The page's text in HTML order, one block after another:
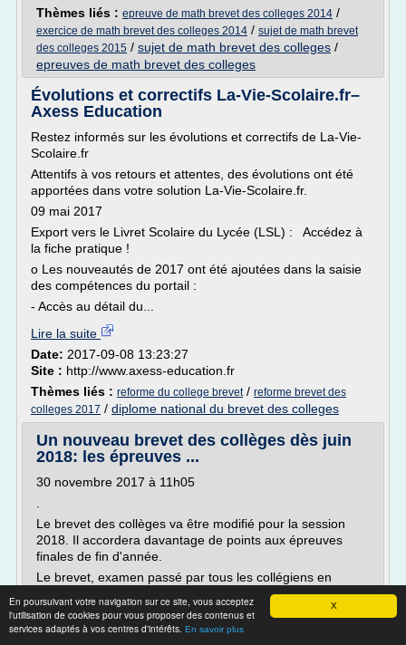
X
En poursuivant votre navigation sur ce site, vous acceptez
l'utilisation de cookies pour vous proposer des contenus et
services adaptés à vos centres d'intérêts. En savoir plus
Thèmes liés : epreuve de math brevet des colleges 2014 /
exercice de math brevet des colleges 2014 / sujet de math brevet
des colleges 2015 / sujet de math brevet des colleges /
epreuves de math brevet des colleges
Évolutions et correctifs La-Vie-Scolaire.fr–
Axess Education
Restez informés sur les évolutions et correctifs de La-Vie-
Scolaire.fr
Attentifs à vos retours et attentes, des évolutions ont été
apportées dans votre solution La-Vie-Scolaire.fr.
09 mai 2017
Export vers le Livret Scolaire du Lycée (LSL) : Accédez à
la fiche pratique !
o Les nouveautés de 2017 ont été ajoutées dans la saisie
des compétences du portail :
- Accès au détail du...
Lire la suite
Date: 2017-09-08 13:23:27
Site : http://www.axess-education.fr
Thèmes liés : reforme du college brevet/ reforme brevet des
colleges 2017 / diplome national du brevet des colleges
Un nouveau brevet des collèges dès juin
2018: les épreuves ...
30 novembre 2017 à 11h05
Le brevet des collèges va être modifié pour la session
2018. Il accordera davantage de points aux épreuves
finales de fin d'année.
Le brevet, examen passé par tous les collégiens en
classe de troisième, va être modifié pour la session 2018,
selon un arrêté publié mercredi au Journal officiel. Ce
nouveau brevet comporte plusieurs modifications par